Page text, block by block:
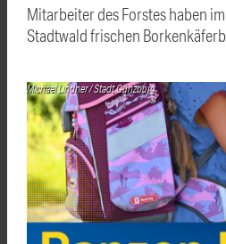
Mitarbeiter des Forstes haben
Stadtwald frischen
Michael Lindner / Stadt Günzburg